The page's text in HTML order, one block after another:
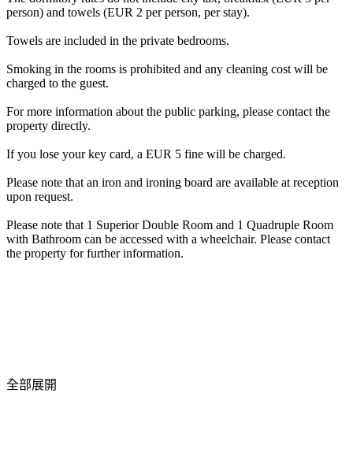
person) and towels (EUR 2 per person, per stay).
Towels are included in the private bedrooms.
Smoking in the rooms is prohibited and any cleaning cost will be
charged to the guest.
For more information about the public parking, please contact the
property directly.
If you lose your key card, a EUR 5 fine will be charged.
Please note that an iron and ironing board are available at reception
upon request.
Please note that 1 Superior Double Room and 1 Quadruple Room
with Bathroom can be accessed with a wheelchair. Please contact
the property for further information.
全部展開